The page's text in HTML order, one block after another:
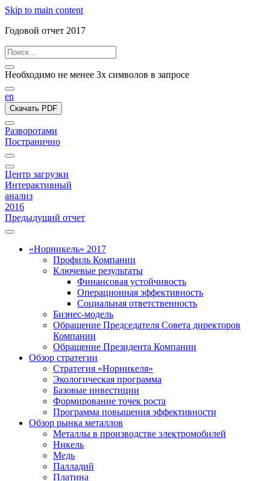
Skip to main content
Годовой отчет 2017
Необходимо не менее 3х символов в запросе
en
Скачать PDF
Разворотами
Постранично
Центр загрузки
Интерактивный
анализ
2016
Предыдущий отчет
«Норникель» 2017
Профиль Компании
Ключевые результаты
Финансовая устойчивость
Операционная эффективность
Социальная ответственность
Бизнес-модель
Обращение Председателя Совета директоров
Компании
Обращение Президента Компании
Обзор стратегии
Стратегия «Норникеля»
Экологическая программа
Базовые инвестиции
Формирование точек роста
Программа повышения эффективности
Обзор рынка металлов
Металлы в производстве электромобилей
Никель
Медь
Палладий
Платина